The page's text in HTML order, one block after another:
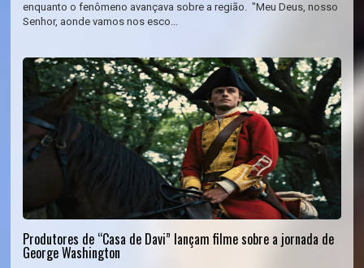
enquanto o fenômeno avançava sobre a região. "Meu Deus, nosso
Senhor, aonde vamos nos esco...
Produtores de “Casa de Davi” lançam filme sobre a jornada de
George Washington